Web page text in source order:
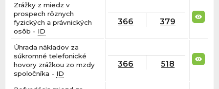
Zrážky z miedz v
prospech rôznych
fyzických a právnických
osôb - ID
366 379
Úhrada nákladov za
súkromné telefonické
hovory zrážkou zo mzdy
spoločníka - ID
366 518